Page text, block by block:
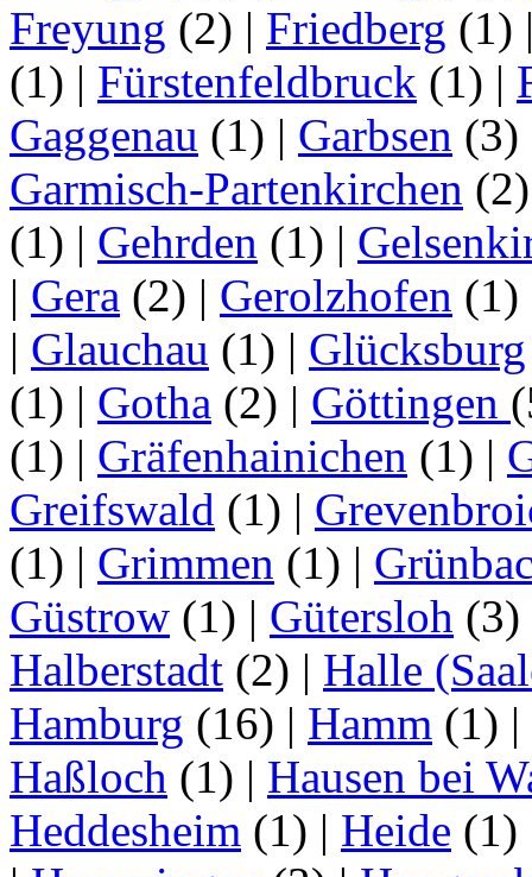
Freyung (2) | Friedberg (1)
(1) | Fürstenfeldbruck (1) |
Gaggenau (1) | Garbsen (3)
Garmisch-Partenkirchen
(1) | Gehrden (1) |
| Gera (2) | Gerolzhofen (1)
| Glauchau (1) | Glücksburg
(1) | Gotha (2) | Göttingen
(1) | Gräfenhainichen (1) |
Greifswald (1) |
(1) | Grimmen (1) |
Güstrow (1) | Gütersloh (3)
Halberstadt (2) | Halle
Hamburg (16) | Hamm (1) |
Haßloch (1) | Hausen bei
Heddesheim (1) | Heide (1)